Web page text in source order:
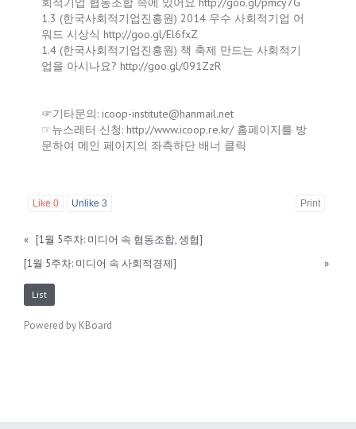
1.3 (한국사회적기업진흥원) 2014 우수 사회적기업 어
워드 시상식 http://goo.gl/El6fxZ
1.4 (한국사회적기업진흥원) 책 축제 만드는 사회적기
업을 아시나요? http://goo.gl/091ZzR
☞기타문의: icoop-institute@hanmail.net
☞뉴스레터 신청: http://www.icoop.re.kr/ 홈페이지를 방
문하여 메인 페이지의 좌측하단 배너 클릭
Like 0 Unlike 3 Print
« [1월 5주차: 미디어 속 협동조합, 생협]
[1월 5주차: 미디어 속 사회적경제]
»
List
Powered by KBoard